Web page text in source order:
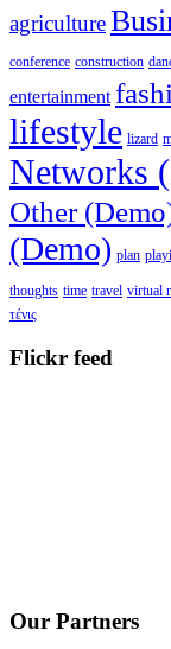
agriculture
conference construction
entertainment
lifestyle lizard
Networks
Other
(Demo) plan
thoughts time travel virtual
τένις
Flickr feed
Our Partners